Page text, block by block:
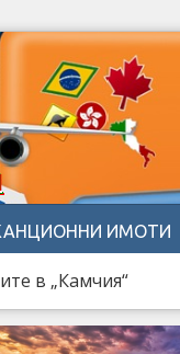
ИМОТИ
в „Камчия“